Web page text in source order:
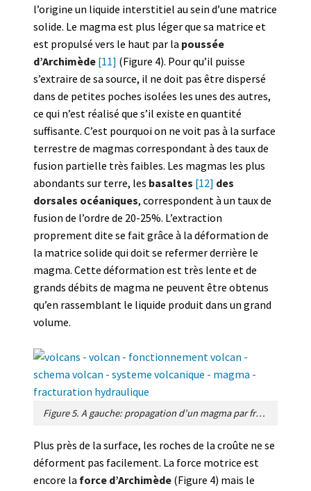
l’origine un liquide interstitiel au sein d’une matrice
solide. Le magma est plus léger que sa matrice et
est propulsé vers le haut par la poussée
d’Archimède [11] (Figure 4). Pour qu’il puisse
s’extraire de sa source, il ne doit pas être dispersé
dans de petites poches isolées les unes des autres,
ce qui n’est réalisé que s’il existe en quantité
suffisante. C’est pourquoi on ne voit pas à la surface
terrestre de magmas correspondant à des taux de
fusion partielle très faibles. Les magmas les plus
abondants sur terre, les basaltes [12] des
dorsales océaniques, correspondent à un taux de
fusion de l’ordre de 20-25%. L’extraction
proprement dite se fait grâce à la déformation de
la matrice solide qui doit se refermer derrière le
magma. Cette déformation est très lente et de
grands débits de magma ne peuvent être obtenus
qu’en rassemblant le liquide produit dans un grand
volume.
Figure 5. A gauche: propagation d’un magma par fracturation hydraulique. Le magma sous pression ouvre une fracture dans les roches et monte sous l’effet de la poussée d’Archimède. A droite: un dyke qui traverse les strates d’une falaise en Islande [Source : Figure de l’auteur et collection personnelle]
Plus près de la surface, les roches de la croûte ne se
déforment pas facilement. La force motrice est
encore la force d’Archimède (Figure 4) mais le